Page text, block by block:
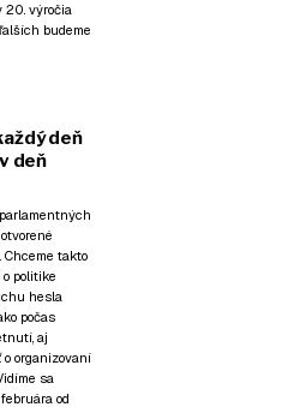
20. výročia
budeme
deň
deň
takto
politike
hesla
počas
aj
organizovaní
sa
od